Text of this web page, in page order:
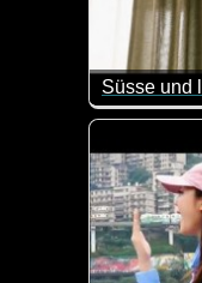
Süsse und
Ein